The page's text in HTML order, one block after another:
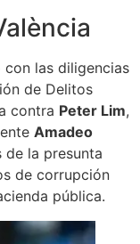
las diligencias
de Delitos
contra Peter Lim,
Amadeo
la presunta
de corrupción
pública.